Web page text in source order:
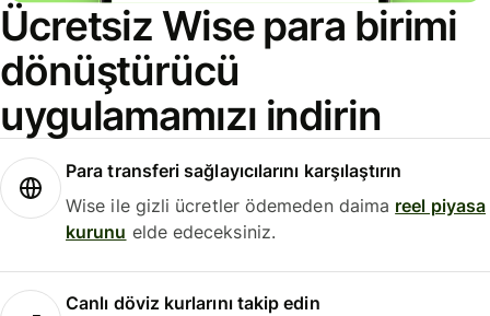
Ücretsiz Wise para birimi
dönüştürücü
uygulamamızı indirin
Para transferi sağlayıcılarını karşılaştırın
Wise ile gizli ücretler ödemeden daima reel piyasa
kurunu elde edeceksiniz.
Canlı döviz kurlarını takip edin